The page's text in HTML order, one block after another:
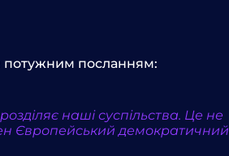
потужним посланням:
наші суспільства. Це не
Європейський демократичний